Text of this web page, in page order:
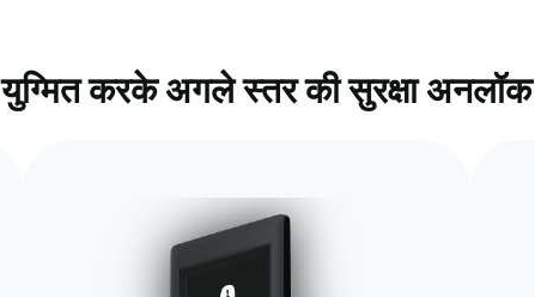
करके अगले स्तर की सुरक्षा